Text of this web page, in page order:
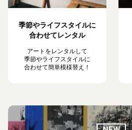
季節やライフスタイルに
合わせてレンタル
アートをレンタルして
季節やライフスタイルに
合わせて簡単模様替え！